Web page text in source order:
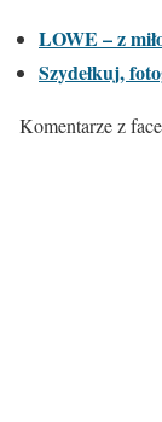
LOWE – z
Szydełkuj,
Komentarze z